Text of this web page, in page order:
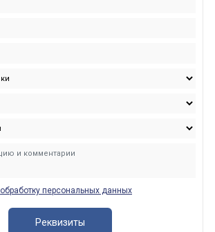
обработку персональных данных
Реквизиты